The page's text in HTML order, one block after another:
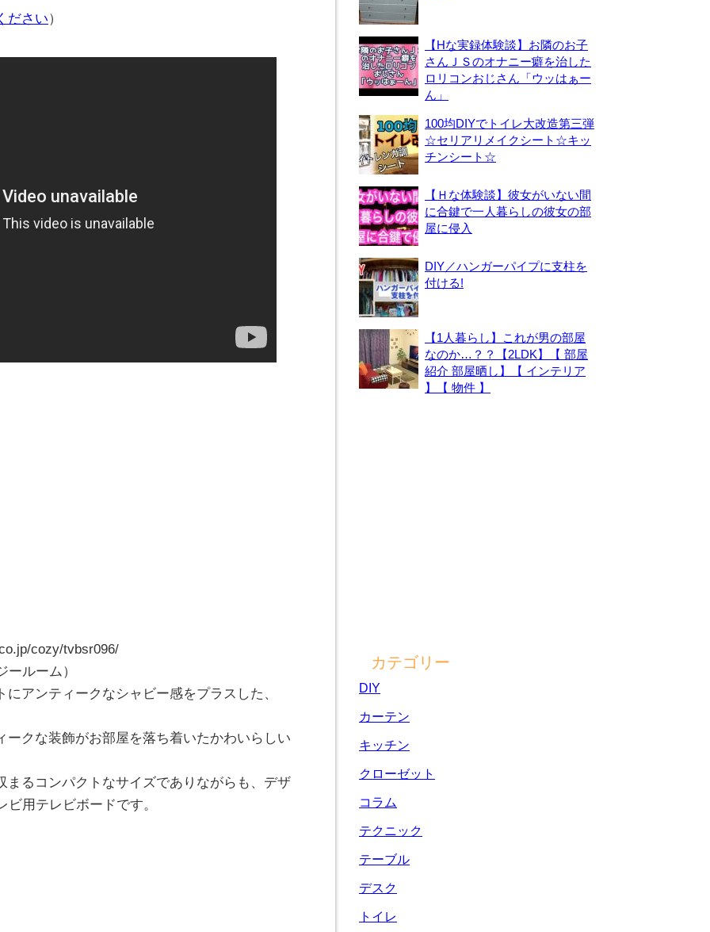
ださい）
cozy/tvbsr096/
ルーム）
アンティークなシャビー感をプラスした、
クな装飾がお部屋を落ち着いたかわいらしい
まるコンパクトなサイズでありながらも、デザ
用テレビボードです。
【Hな実録体験談】お隣のお子
さんＪＳのオナニー癖を治した
ロリコンおじさん「ウッはぁー
ん」
100均DIYでトイレ大改造第三弾
☆セリアリメイクシート☆キッ
チンシート☆
【Ｈな体験談】彼女がいない間
に合鍵で一人暮らしの彼女の部
屋に侵入
DIY／ハンガーパイプに支柱を
付ける!
【1人暮らし】これが男の部屋
なのか…？？【2LDK】【 部屋
紹介 部屋晒し】【 インテリア
】【 物件 】
カテゴリー
DIY
カーテン
キッチン
クローゼット
コラム
テクニック
テーブル
デスク
トイレ